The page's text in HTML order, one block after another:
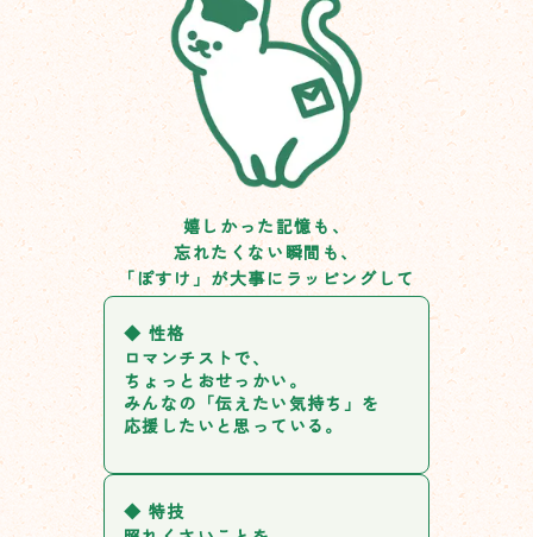
嬉しかった記憶も、
忘れたくない瞬間も、
「ぽすけ」が大事にラッピングして
大切な人のもとへお届けします
◆ 性格
ロマンチストで、
ちょっとおせっかい。
みんなの「伝えたい気持ち」を
応援したいと思っている。
◆ 特技